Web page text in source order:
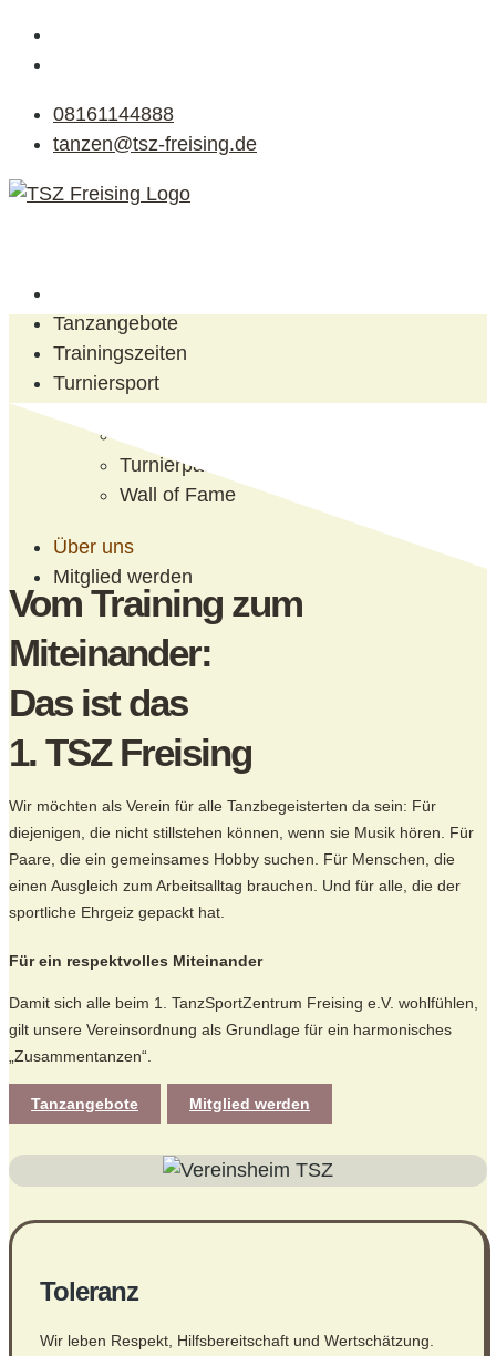
08161144888
tanzen@tsz-freising.de
Tanzangebote
Trainingszeiten
Turniersport
Turnierpaare
Wall of Fame
Über uns
Mitglied werden
Vom Training zum
Miteinander:
Das ist das
1. TSZ Freising
Wir möchten als Verein für alle Tanzbegeisterten da sein: Für
diejenigen, die nicht stillstehen können, wenn sie Musik hören. Für
Paare, die ein gemeinsames Hobby suchen. Für Menschen, die
einen Ausgleich zum Arbeitsalltag brauchen. Und für alle, die der
sportliche Ehrgeiz gepackt hat.
Für ein respektvolles Miteinander
Damit sich alle beim 1. TanzSportZentrum Freising e.V. wohlfühlen,
gilt unsere Vereinsordnung als Grundlage für ein harmonisches
„Zusammentanzen“.
Tanzangebote Mitglied werden
Toleranz
Wir leben Respekt, Hilfsbereitschaft und Wertschätzung.